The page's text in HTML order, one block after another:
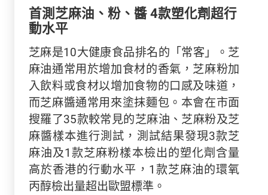
首測芝麻油、粉、醬 4款塑化劑超行
動水平
芝麻是10大健康食品排名的「常客」。芝
麻油通常用於增加食材的香氣，芝麻粉加
入飲料或食材以增加食物的口感及味道，
而芝麻醬通常用來塗抹麵包。本會在市面
搜羅了35款較常見的芝麻油、芝麻粉及芝
麻醬樣本進行測試，測試結果發現3款芝
麻油及1款芝麻粉樣本檢出的塑化劑含量
高於香港的行動水平，1款芝麻油的環氧
丙醇檢出量超出歐盟標準。